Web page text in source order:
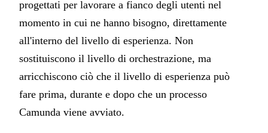
progettati per lavorare a fianco degli utenti nel
momento in cui ne hanno bisogno, direttamente
all'interno del livello di esperienza. Non
sostituiscono il livello di orchestrazione, ma
arricchiscono ciò che il livello di esperienza può
fare prima, durante e dopo che un processo
Camunda viene avviato.